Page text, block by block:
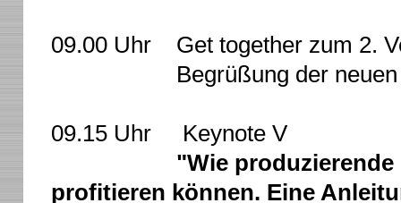
09.00 Uhr Get together zum 2.
Begrüßung der neuen
09.15 Uhr Keynote V
"Wie
profitieren können. Eine